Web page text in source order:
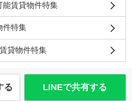
能賃貸物件特集
件特集
貸物件特集
る LINEで共有する